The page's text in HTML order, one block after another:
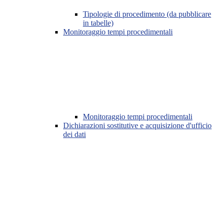
Tipologie di procedimento (da pubblicare
in tabelle)
Monitoraggio tempi procedimentali
Monitoraggio tempi procedimentali
Dichiarazioni sostitutive e acquisizione d'ufficio
dei dati